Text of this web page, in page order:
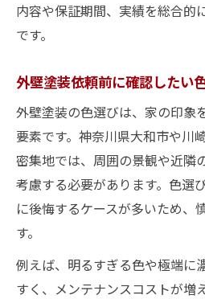
内容や保証期間、実績を総合的
です。
外壁塗装依頼前に確認したい
外壁塗装の色選びは、家の印象
要素です。神奈川県大和市や川
密集地では、周囲の景観や近隣
考慮する必要があります。色選
に後悔するケースが多いため、
す。
例えば、明るすぎる色や極端に
すく、メンテナンスコストが増